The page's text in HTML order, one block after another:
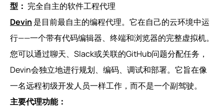
型： 完全自主的软件工程代理
Devin 是目前最自主的编程代理。它在自己的云环境中运
行——一个带有代码编辑器、终端和浏览器的完整虚拟机。
您可以通过聊天、Slack或关联的GitHub问题分配任务，
Devin会独立地进行规划、编码、调试和部署。它旨在像
一名远程初级开发人员一样工作，而不是一个副驾驶。
主要代理功能：